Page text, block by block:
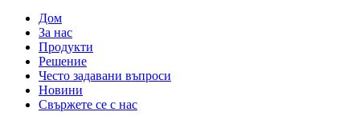
Дом
За нас
Продукти
Решение
Често задавани въпроси
Новини
Свържете се с нас